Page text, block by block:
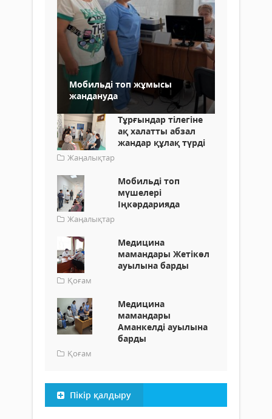
Мобильді топ жұмысы
жандануда
Тұрғындар тілегіне
ақ халатты абзал
жандар құлақ түрді
Жаңалықтар
Мобильді топ
мүшелері
Іңкәрдарияда
Жаңалықтар
Медицина
мамандары Жетікөл
ауылына барды
Қоғам
Медицина
мамандары
Аманкелді ауылына
барды
Қоғам
Пікір қалдыру